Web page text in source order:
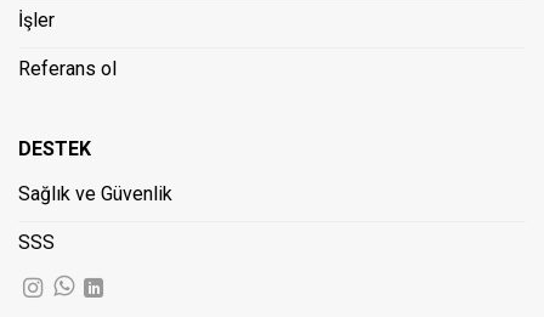
İşler
Referans ol
DESTEK
Sağlık ve Güvenlik
SSS